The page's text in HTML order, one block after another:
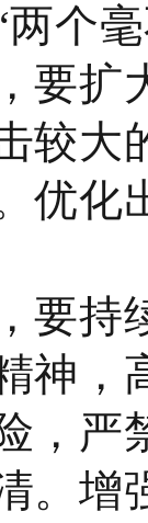
个
扩大
较大
优化
持续
神，
，严
。增